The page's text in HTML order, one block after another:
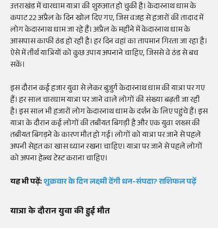
उत्तराखंड में चारधाम यात्रा की शुरुआत हो चुकी है। केदारनाथ धाम के
कपाट 22 अप्रैल के दिन खोल दिए गए, जिस वजह से हजारों की तादाद में
लोग केदारनाथ धाम जा रहे हैं। अप्रैल के महीने में केदारनाथ धाम के
आसपास काफी ठंड हो रही है। हर दिन वहां का तापमान गिरता जा रहा है।
ऐसे में तीर्थ यात्रियों को कुछ उपाय अपनाने चाहिए, जिससे वे ठंड से बच
सकें।
इस दौरान कई हजार युवा से लेकर बुजुर्ग केदारनाथ धाम की यात्रा पर गए
हैं। हर साल चारधाम यात्रा पर जाने वाले लोगों की संख्या बढ़ती जा रही
है। इस साल भी हजारों लोग केदारनाथ धाम के दर्शन के लिए पहुंचे हैं। इस
यात्रा के दौरान कई लोगों की तबीयत बिगड़ी है और एक युवा शख्स की
तबीयत बिगड़ने के कारण मौत हो गई। लोगों को यात्रा पर जाने से पहले
अपनी सेहत का खास ध्यान रखना चाहिए। यात्रा पर जाने से पहले लोगों
को अपना हेल्थ टेस्ट कराना चाहिए।
यह भी पढ़ें:शुक्रवार के दिन लक्ष्मी देंगी धन-संपदा? राशिफल पढ़ें
यात्रा के दौरान युवा की हुई मौत